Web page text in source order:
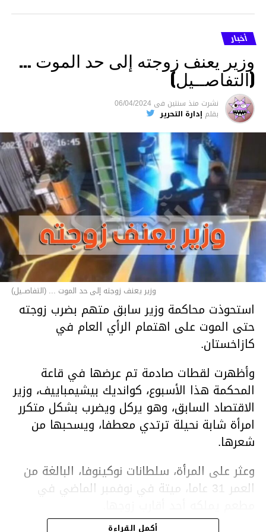
أخبار
وزير يعنف زوجته إلى حد الموت …
(التفاصــيل)
نشرت منذ سنتين فى 06/04/2024
بقلم إدارة التحرير
وزير يعنف زوجته إلى حد الموت ... (التفاصــيل)
استحوذت محاكمة وزير سابق متهم بضرب زوجته
حتى الموت على اهتمام الرأي العام في
كازاخستان.
وأظهرت لقطات صادمة تم عرضها في قاعة
المحكمة هذا الأسبوع، كوانديك بيشيمباييف، وزير
الاقتصاد السابق، وهو يركل ويضرب بشكل متكرر
امرأة شابة نحيلة ترتدي معطفا، ويسحبها من
شعرها.
وعثر على المرأة، سلطانات نوكينوفا، البالغة من
العمر 31 عاما، ميتة في نوفمبر الماضي في
أكمل القراءة